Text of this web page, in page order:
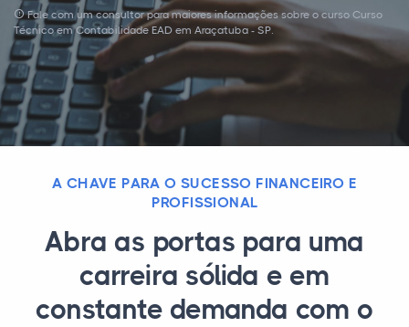
Fale com um consultor para maiores informações sobre o curso Curso
Técnico em Contabilidade EAD em Araçatuba - SP.
A CHAVE PARA O SUCESSO FINANCEIRO E
PROFISSIONAL
Abra as portas para uma
carreira sólida e em
constante demanda com o